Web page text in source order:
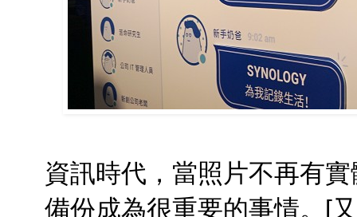
資訊時代，當照片不再有
備份成為很重要的事情。[